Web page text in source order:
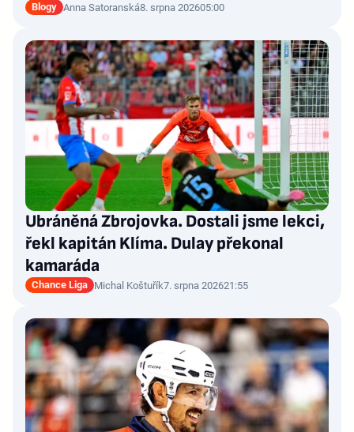
Blogy Anna Satoranská8. srpna 202605:00
Ubráněná Zbrojovka. Dostali jsme lekci,
řekl kapitán Klíma. Dulay překonal
kamaráda
Chance Liga Michal Koštuřík7. srpna 202621:55